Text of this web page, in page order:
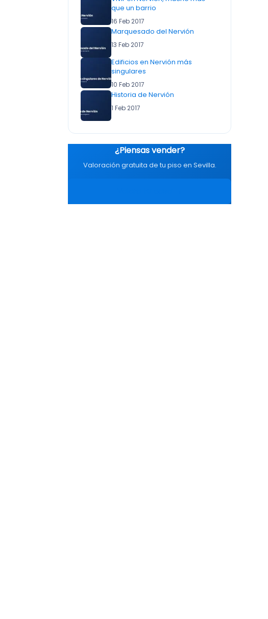
que un barrio
16 Feb 2017
Marquesado del Nervión
13 Feb 2017
Edificios en Nervión más
singulares
10 Feb 2017
Historia de Nervión
1 Feb 2017
¿Piensas vender?
Valoración gratuita de tu piso en Sevilla.